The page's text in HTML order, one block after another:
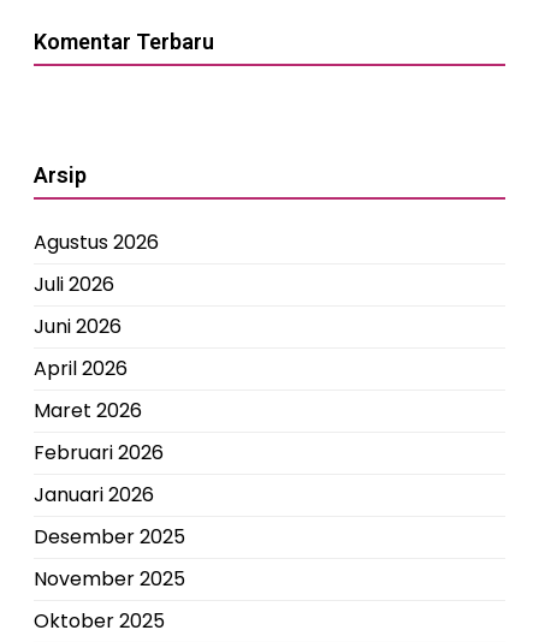
Komentar Terbaru
Arsip
Agustus 2026
Juli 2026
Juni 2026
April 2026
Maret 2026
Februari 2026
Januari 2026
Desember 2025
November 2025
Oktober 2025